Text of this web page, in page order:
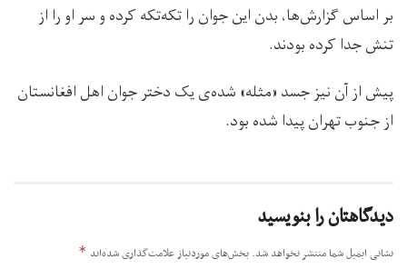
بر اساس گزارش‌ها، بدن این جوان را تکه‌تکه کرده و سر او را از
تنش جدا کرده‌ بودند.
پیش از آن نیز جسد «مثله» شده‌ی یک دختر جوان اهل افغانستان
از جنوب تهران پیدا شده بود.
دیدگاهتان را بنویسید
نشانی ایمیل شما منتشر نخواهد شد. بخش‌های موردنیاز علامت‌گذاری شده‌اند *